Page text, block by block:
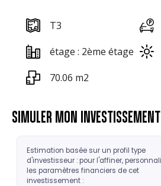
T3
étage : 2ème étage
70.06 m2
SIMULER MON INVESTISSEMENT